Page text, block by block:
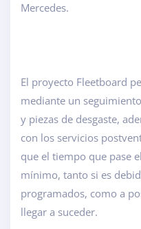
Mercedes.
El proyecto Fleetboard
mediante un
y piezas de desgaste,
con los servicios
que el tiempo que pase
mínimo, tanto si es
programados, como a
llegar a suceder.